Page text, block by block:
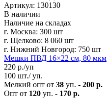
Артикул: 130130
В наличии
Наличие на складах
г. Москва: 300 шт
г. Щелково: 8 060 шт
г. Нижний Новгород: 750 шт
Мешки ПВД 16×22 см, 80 мкм
220 р./уп
100 шт./ уп.
Мелкий опт от 38 уп. - 200 р.
Опт от 120 уп. - 170 р.